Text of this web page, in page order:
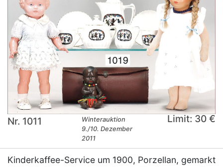
Nr. 1011
Winterauktion
9./10. Dezember
2011
Limit: 30 €
Kinderkaffee-Service um 1900, Porzellan, gemarkt